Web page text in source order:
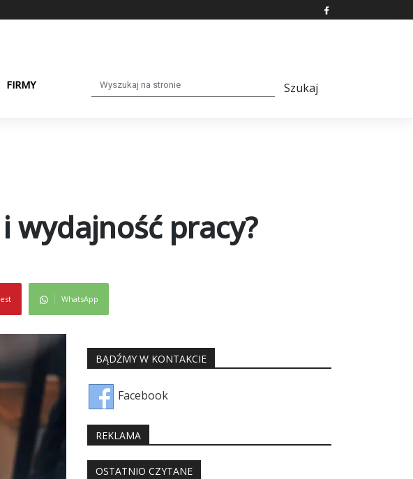
FIRMY
wydajność pracy?
WhatsApp
BĄDŹMY W KONTAKCIE
Facebook
REKLAMA
OSTATNIO CZYTANE